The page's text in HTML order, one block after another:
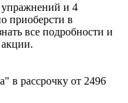
упражнений и 4
приоберсти в
все подробности и
в рассрочку от 2496